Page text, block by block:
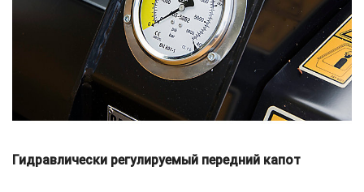
Гидравлически регулируемый передний капот